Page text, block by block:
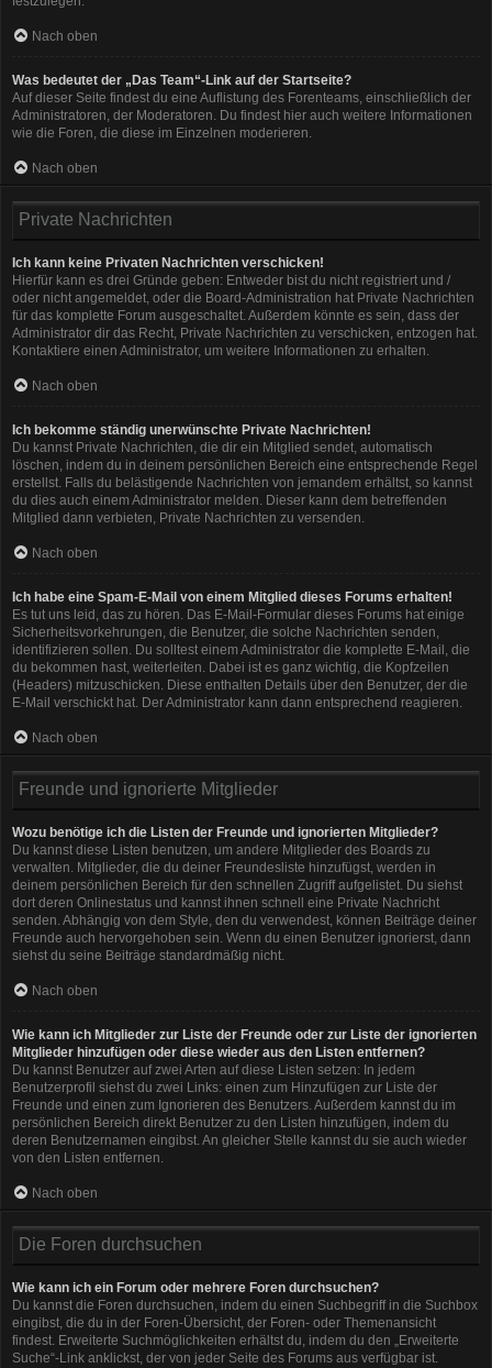
Nach oben
Was bedeutet der „Das Team“-Link auf der Startseite?
Auf dieser Seite findest du eine Auflistung des Forenteams, einschließlich der
Administratoren, der Moderatoren. Du findest hier auch weitere Informationen
wie die Foren, die diese im Einzelnen moderieren.
Nach oben
Private Nachrichten
Ich kann keine Privaten Nachrichten verschicken!
Hierfür kann es drei Gründe geben: Entweder bist du nicht registriert und /
oder nicht angemeldet, oder die Board-Administration hat Private Nachrichten
für das komplette Forum ausgeschaltet. Außerdem könnte es sein, dass der
Administrator dir das Recht, Private Nachrichten zu verschicken, entzogen hat.
Kontaktiere einen Administrator, um weitere Informationen zu erhalten.
Nach oben
Ich bekomme ständig unerwünschte Private Nachrichten!
Du kannst Private Nachrichten, die dir ein Mitglied sendet, automatisch
löschen, indem du in deinem persönlichen Bereich eine entsprechende Regel
erstellst. Falls du belästigende Nachrichten von jemandem erhältst, so kannst
du dies auch einem Administrator melden. Dieser kann dem betreffenden
Mitglied dann verbieten, Private Nachrichten zu versenden.
Nach oben
Ich habe eine Spam-E-Mail von einem Mitglied dieses Forums erhalten!
Es tut uns leid, das zu hören. Das E-Mail-Formular dieses Forums hat einige
Sicherheitsvorkehrungen, die Benutzer, die solche Nachrichten senden,
identifizieren sollen. Du solltest einem Administrator die komplette E-Mail, die
du bekommen hast, weiterleiten. Dabei ist es ganz wichtig, die Kopfzeilen
(Headers) mitzuschicken. Diese enthalten Details über den Benutzer, der die
E-Mail verschickt hat. Der Administrator kann dann entsprechend reagieren.
Nach oben
Freunde und ignorierte Mitglieder
Wozu benötige ich die Listen der Freunde und ignorierten Mitglieder?
Du kannst diese Listen benutzen, um andere Mitglieder des Boards zu
verwalten. Mitglieder, die du deiner Freundesliste hinzufügst, werden in
deinem persönlichen Bereich für den schnellen Zugriff aufgelistet. Du siehst
dort deren Onlinestatus und kannst ihnen schnell eine Private Nachricht
senden. Abhängig von dem Style, den du verwendest, können Beiträge deiner
Freunde auch hervorgehoben sein. Wenn du einen Benutzer ignorierst, dann
siehst du seine Beiträge standardmäßig nicht.
Nach oben
Wie kann ich Mitglieder zur Liste der Freunde oder zur Liste der ignorierten
Mitglieder hinzufügen oder diese wieder aus den Listen entfernen?
Du kannst Benutzer auf zwei Arten auf diese Listen setzen: In jedem
Benutzerprofil siehst du zwei Links: einen zum Hinzufügen zur Liste der
Freunde und einen zum Ignorieren des Benutzers. Außerdem kannst du im
persönlichen Bereich direkt Benutzer zu den Listen hinzufügen, indem du
deren Benutzernamen eingibst. An gleicher Stelle kannst du sie auch wieder
von den Listen entfernen.
Nach oben
Die Foren durchsuchen
Wie kann ich ein Forum oder mehrere Foren durchsuchen?
Du kannst die Foren durchsuchen, indem du einen Suchbegriff in die Suchbox
eingibst, die du in der Foren-Übersicht, der Foren- oder Themenansicht
findest. Erweiterte Suchmöglichkeiten erhältst du, indem du den „Erweiterte
Suche“-Link anklickst, der von jeder Seite des Forums aus verfügbar ist.